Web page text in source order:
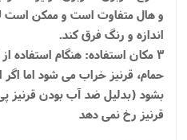
و هال متفاوت است و ممکن است
اندازه و رنگ فرق کند.
3 مکان استفاده: هنگام استفاده
حمام، قرنیز خراب می شود اما
بشود (بدلیل ضد آب بودن
قرنیز رخ نمی دهد